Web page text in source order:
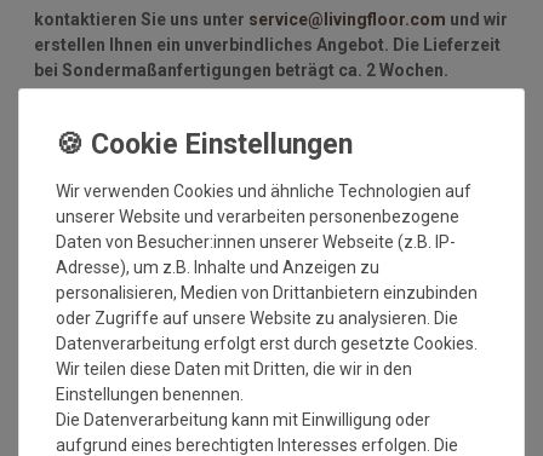
kontaktieren Sie uns unter service@livingfloor.com und wir
erstellen Ihnen ein unverbindliches Angebot. Die Lieferzeit
bei Sondermaßanfertigungen beträgt ca. 2 Wochen.
Nutzschicht: 100% Sisal
5 cm Baumwollbordüre
Optik: Bouclé
Herstellung: gewebt
Florhöhe: ca. 5 mm
Gesamthöhe: ca. 6 mm
Gesamtgewicht: ca. 1900 gr./m²
Lieferform: gerollt
Rücken: Latexwaffelrücken
Antistatisch und Fußbodenheizung geeignet
umweltfreundlich und schadstoffgeprüft
Strapazierwert: stark
Wir verwenden Cookies und ähnliche Technologien auf
unserer Website und verarbeiten personenbezogene
Daten von Besucher:innen unserer Webseite (z.B. IP-
Adresse), um z.B. Inhalte und Anzeigen zu
personalisieren, Medien von Drittanbietern einzubinden
oder Zugriffe auf unsere Website zu analysieren. Die
Datenverarbeitung erfolgt erst durch gesetzte Cookies.
Wir teilen diese Daten mit Dritten, die wir in den
Einstellungen benennen.
Die Datenverarbeitung kann mit Einwilligung oder
aufgrund eines berechtigten Interesses erfolgen. Die